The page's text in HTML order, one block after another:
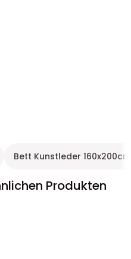
Bett Kunstleder 160x200cm
Produkten